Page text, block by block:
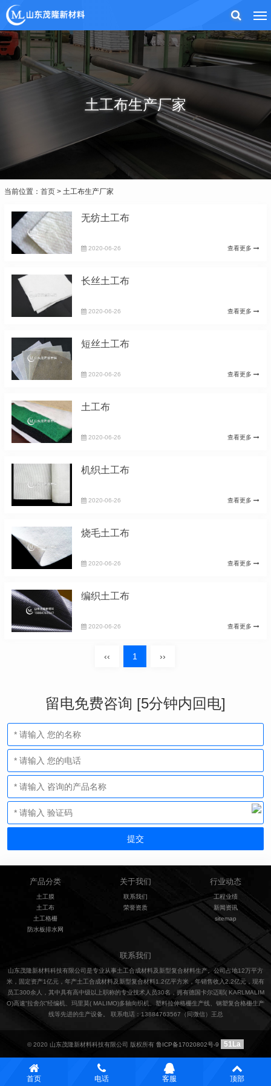
土工布生产厂家
当前位置： 首页 > 土工布生产厂家
无纺土工布
查看更多
2020-06-26
长丝土工布
查看更多
2020-06-26
短丝土工布
查看更多
2020-06-26
土工布
查看更多
2020-06-26
机织土工布
查看更多
2020-06-26
烧毛土工布
查看更多
2020-06-26
编织土工布
查看更多
2020-06-26
‹‹ 1 ››
留电免费咨询 [5分钟内回电]
产品分类
土工膜
土工布
土工格栅
防水板排水网
关于我们
联系我们
荣誉资质
行业动态
工程业绩
新闻资讯
sitemap
联系我们
山东茂隆新材料科技有限公司是专业从事土工合成材料及新型复合材料生产。公司占地12万平方
米，固定资产1亿元，年产土工合成材料及新型复合材料1.2亿平方米，年销售收入2.2亿元，现有
员工300余人，其中具有高中级以上职称的专业技术人员30名，拥有德国卡尔迈耶( KARLMALIM
O)高速“拉舍尔”经编机、玛里莫( MALIMO)多轴向织机、塑料拉伸格栅生产线、钢塑复合格栅生产
线等先进的生产设备。 联系电话：13884763567（同微信）王总
© 2020 山东茂隆新材料科技有限公司 版权所有 鲁ICP备17020802号-9 51La
首页 电话 客服 顶部